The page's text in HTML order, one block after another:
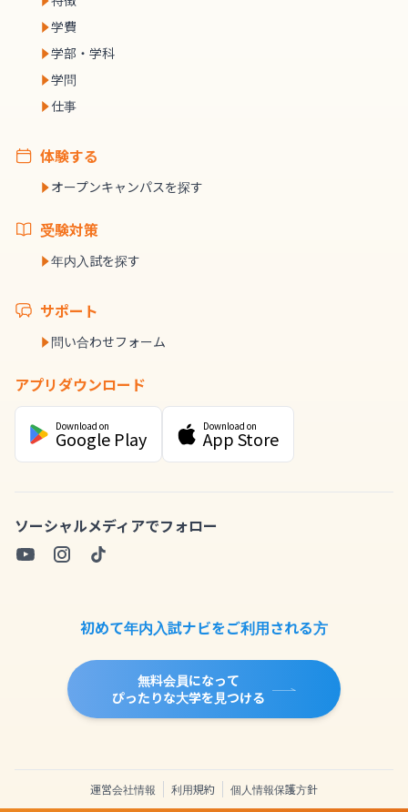
学費
学部・学科
学問
仕事
体験する
オープンキャンパスを探す
受験対策
年内入試を探す
サポート
問い合わせフォーム
アプリダウンロード
Download on
Google Play
Download on
App Store
ソーシャルメディアでフォロー
初めて年内入試ナビをご利用される方
無料会員になって
ぴったりな大学を見つける
運営会社情報 利用規約 個人情報保護方針